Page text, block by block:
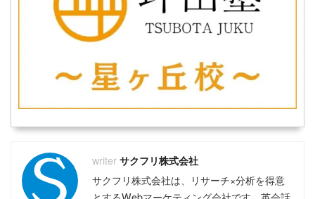
サクフリ株式会社
サクフリ株式会社は、リサーチ×分析を得意